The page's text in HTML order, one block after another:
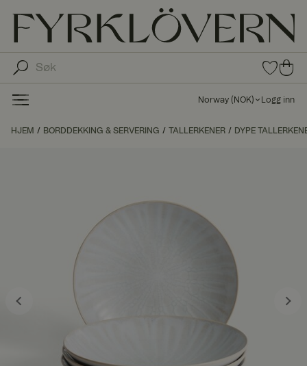
0
pro
ter i
er
0
pro
du
r i
Norway ( NOK) Logg inn
HJEM BORDDEKKING & SERVERING TALLERKENER DYPE